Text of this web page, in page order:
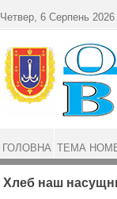
Хлеб наш
Четвер, 6 Серпень 2026
ГОЛОВНА ТЕМА